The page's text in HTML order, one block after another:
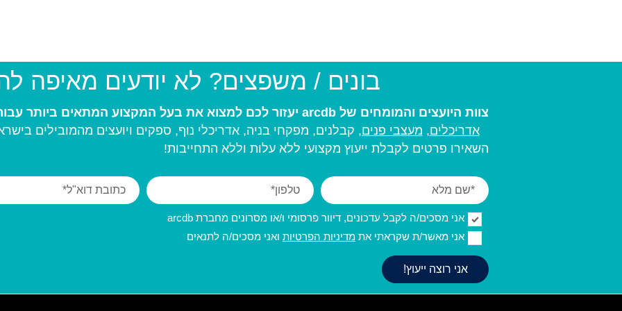
בונים / משפצים? לא יודעים מאיפה
צוות היועצים והמומחים של arcdb יעזור לכם למצוא את בעל המקצוע המתאים ביותר עבורכם:
אדריכלים, מעצבי פנים, קבלנים, מפקחי בניה, אדריכלי נוף, ספקים ויועצים מהמובילים
השאירו פרטים לקבלת ייעוץ מקצועי ללא עלות וללא התחייבות!
אני מסכים/ה לקבל עדכונים, דיוור פרסומי ו/או מסרונים מחברת arcdb
אני מאשר/ת שקראתי את מדיניות הפרטיות ואני מסכים/ה לתנאים